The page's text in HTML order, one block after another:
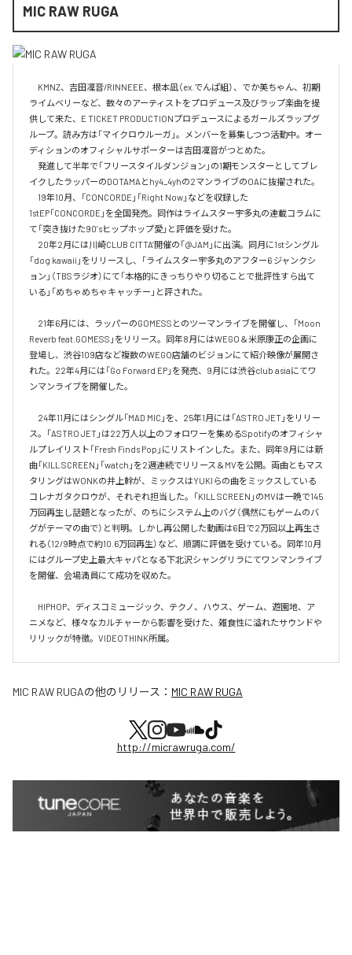
MIC RAW RUGA
KMNZ、吉田凜音/RINNEEE、根本凪（ex.でんぱ組）、でか美ちゃん、初期
ライムベリーなど、数々のアーティストをプロデュース及びラップ楽曲を提
供して来た、E TICKET PRODUCTIONプロデュースによるガールズラップグ
ループ。読み方は「マイクロウルーガ」。メンバーを募集しつつ活動中。オー
ディションのオフィシャルサポーターは吉田凜音がつとめた。
発進して半年で「フリースタイルダンジョン」の1期モンスターとしてブレ
イクしたラッパーのDOTAMAとhy4_4yhの2マンライブのOAに抜擢された。
19年10月、「CONCORDE」「Right Now」などを収録した
1stEP「CONCORDE」を全国発売。同作はライムスター宇多丸の連載コラムに
て「突き抜けた90’sヒップホップ愛」と評価を受けた。
20年2月には川崎CLUB CITTA’開催の「@JAM」に出演。同月に1stシングル
「dog kawaii」をリリースし、「ライムスター宇多丸のアフター6 ジャンクシ
ョン」（TBSラジオ）にて「本格的にきっちりやり切ることで批評性すら出て
いる」「めちゃめちゃキャッチー」と評された。
21年6月には、ラッパーのGOMESSとのツーマンライブを開催し、「Moon
Reverb feat.GOMESS」をリリース。同年8月にはWEGO＆米原康正の企画に
登場し、渋谷109店など複数のWEGO店舗のビジョンにて紹介映像が展開さ
れた。22年4月には「Go Forward EP」を発売、9月には渋谷club asiaにてワ
ンマンライブを開催した。
24年11月にはシングル「MAD MIC」を、25年1月には「ASTRO JET」をリリー
ス。「ASTRO JET」は22万人以上のフォロワーを集めるSpotifyのオフィシャ
ルプレイリスト「Fresh Finds Pop」にリストインした。また、同年9月には新
曲「KILL SCREEN」「watch」を2週連続でリリース＆MVを公開。両曲ともマス
タリングはWONKの井上幹が、ミックスはYUKIらの曲をミックスしている
コレナガタクロウが、それぞれ担当した。「KILL SCREEN」のMVは一晩で145
万回再生し話題となったが、のちにシステム上のバグ（偶然にもゲームのバ
グがテーマの曲で）と判明。しかし再公開した動画は6日で2万回以上再生さ
れる（12/9時点で約10.6万回再生）など、順調に評価を受けている。同年10月
にはグループ史上最大キャパとなる下北沢シャングリラにてワンマンライブ
を開催、会場満員にて成功を収めた。
HIPHOP、ディスコミュージック、テクノ、ハウス、ゲーム、遊園地、ア
ニメなど、様々なカルチャーから影響を受けた、雑食性に溢れたサウンドや
リリックが特徴。VIDEOTHINK所属。
MIC RAW RUGAの他のリリース： MIC RAW RUGA
http://micrawruga.com/